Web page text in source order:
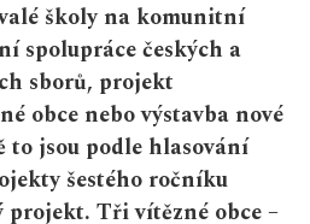
školy na komunitní
spolupráce českých a
sborů, projekt
obce nebo výstavba nové
to jsou podle hlasování
šestého ročníku
projekt. Tři vítězné obce –